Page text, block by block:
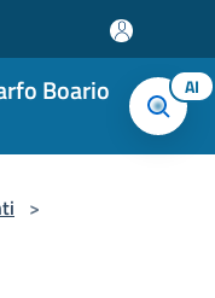
Boario AI
>